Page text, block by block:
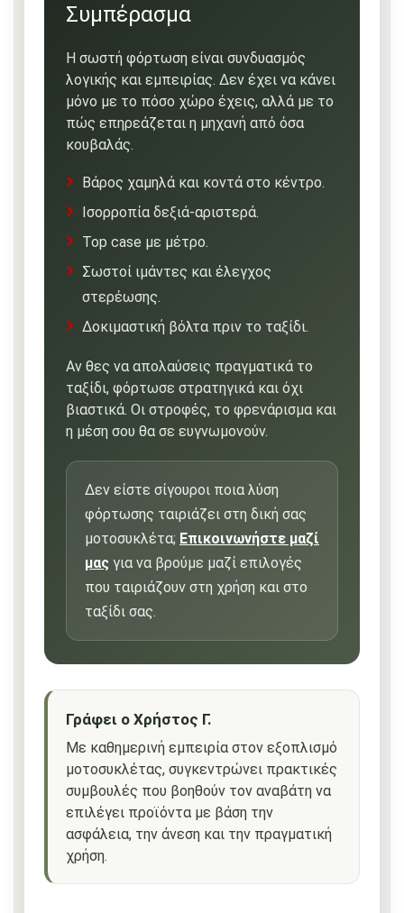
Συμπέρασμα
Η σωστή φόρτωση είναι συνδυασμός
λογικής και εμπειρίας. Δεν έχει να κάνει
μόνο με το πόσο χώρο έχεις, αλλά με το
πώς επηρεάζεται η μηχανή από όσα
κουβαλάς.
Βάρος χαμηλά και κοντά στο κέντρο.
Ισορροπία δεξιά-αριστερά.
Top case με μέτρο.
Σωστοί ιμάντες και έλεγχος
στερέωσης.
Δοκιμαστική βόλτα πριν το ταξίδι.
Αν θες να απολαύσεις πραγματικά το
ταξίδι, φόρτωσε στρατηγικά και όχι
βιαστικά. Οι στροφές, το φρενάρισμα και
η μέση σου θα σε ευγνωμονούν.
Δεν είστε σίγουροι ποια λύση
φόρτωσης ταιριάζει στη δική σας
μοτοσυκλέτα; Επικοινωνήστε μαζί
μας για να βρούμε μαζί επιλογές
που ταιριάζουν στη χρήση και στο
ταξίδι σας.
Γράφει ο Χρήστος Γ.
Με καθημερινή εμπειρία στον εξοπλισμό
μοτοσυκλέτας, συγκεντρώνει πρακτικές
συμβουλές που βοηθούν τον αναβάτη να
επιλέγει προϊόντα με βάση την
ασφάλεια, την άνεση και την πραγματική
χρήση.